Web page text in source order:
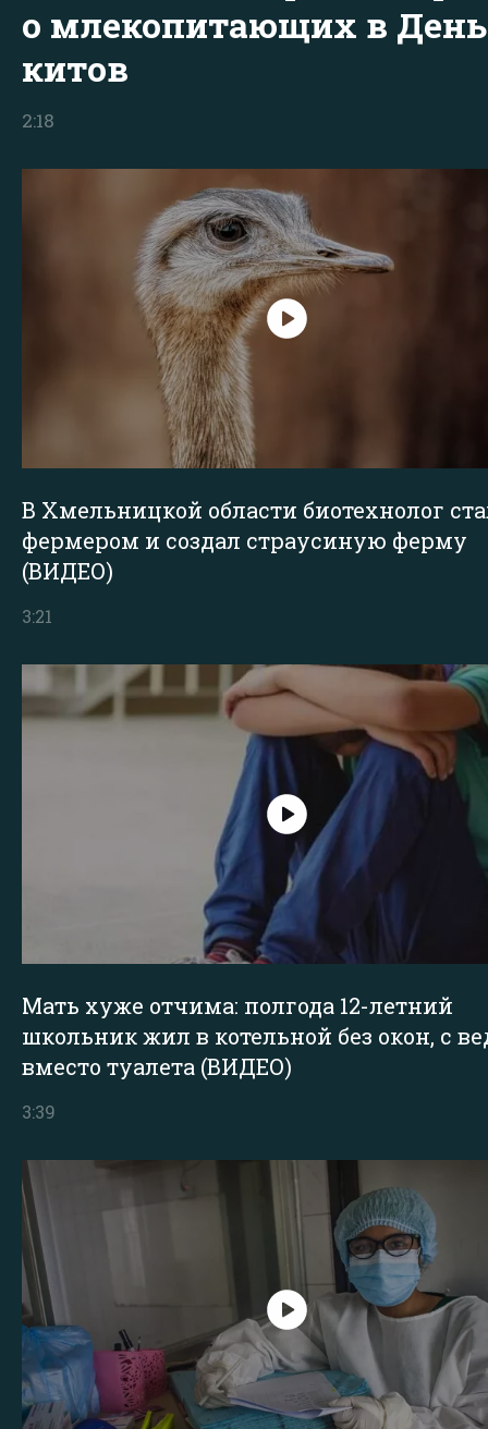
о млекопитающих в День
китов
2:18
В Хмельницкой области биотехнолог
фермером и создал страусиную ферму
(ВИДЕО)
3:21
Мать хуже отчима: полгода 12-летний
школьник жил в котельной без окон, с
вместо туалета (ВИДЕО)
3:39